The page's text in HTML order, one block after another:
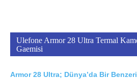
Ulefone Armor 28 Ultra Termal
Gaemisi
Armor 28 Ultra; Dünya’da Bir